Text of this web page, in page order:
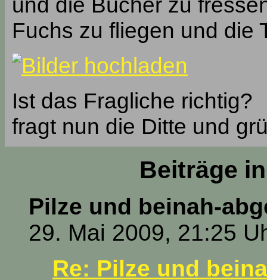
Fuchs zu fliegen und die
Ist das Fragliche richtig?
fragt nun die Ditte und
Beiträge
Pilze und beinah-
29. Mai 2009, 21:25
Re: Pilze und